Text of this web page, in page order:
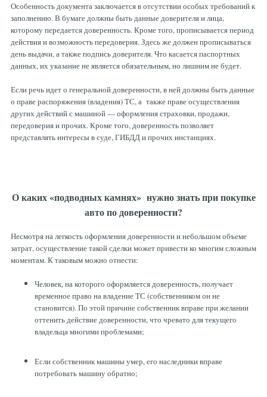
Особенность документа заключается в отсутствии особых требований к
заполнению. В бумаге должны быть данные доверителя и лица,
которому передается доверенность. Кроме того, прописывается период
действия и возможность передоверия. Здесь же должен прописываться
день выдачи, а также подпись доверителя. Что касается паспортных
данных, их указание не является обязательным, но лишним не будет.
Если речь идет о генеральной доверенности, в ней должны быть данные
о праве распоряжения (владения) ТС, а также праве осуществления
других действий с машиной — оформления страховки, продажи,
передоверия и прочих. Кроме того, доверенность позволяет
представлять интересы в суде, ГИБДД и прочих инстанциях.
О каких «подводных камнях» нужно знать при покупке
авто по доверенности?
Несмотря на легкость оформления доверенности и небольшом объеме
затрат, осуществление такой сделки может привести ко многим сложным
моментам. К таковым можно отнести:
Человек, на которого оформляется доверенность, получает
временное право на владение ТС (собственником он не
становится). По этой причине собственник вправе при желании
оттенить действие доверенности, что чревато для текущего
владельца многими проблемами;
Если собственник машины умер, его наследники вправе
потребовать машину обратно;